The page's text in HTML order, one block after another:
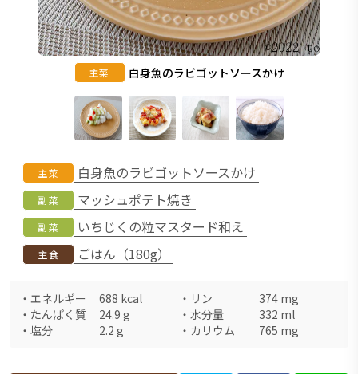
主菜 白身魚のラビゴットソースかけ
主菜 白身魚のラビゴットソースかけ
副菜 マッシュポテト焼き
副菜 いちじくの粒マスタード和え
主食 ごはん（180g）
・ エネルギー 688 kcal ・ リン 374 mg
・ たんぱく質 24.9 g ・ 水分量 332 ml
・ 塩分 2.2 g ・ カリウム 765 mg